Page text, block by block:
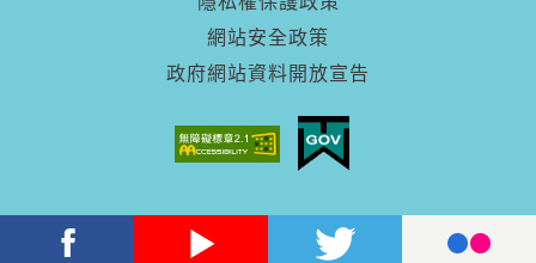
網站安全政策
政府網站資料開放宣告
Facebook Youtube